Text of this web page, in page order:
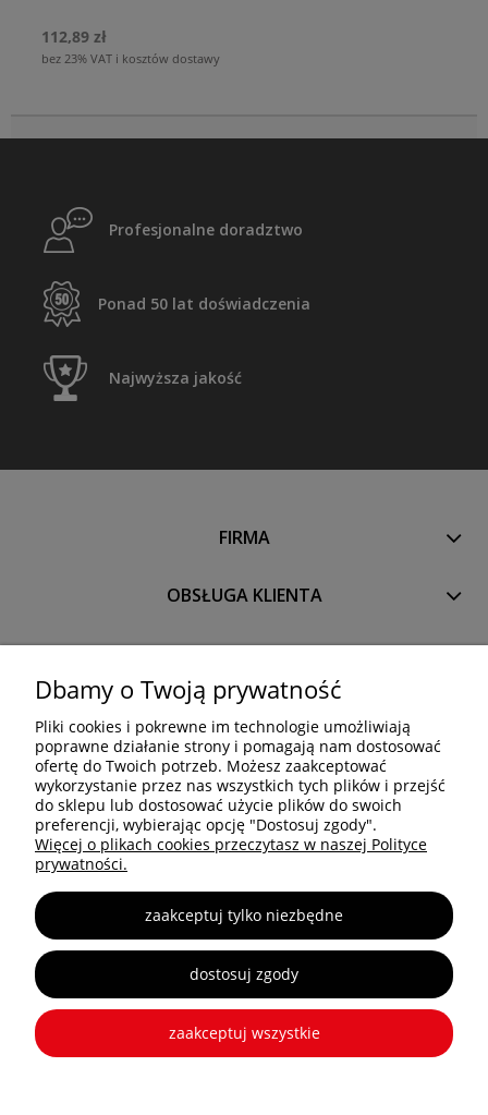
112,89 zł
bez 23% VAT i kosztów dostawy
Profesjonalne doradztwo
Ponad 50 lat doświadczenia
Najwyższa jakość
FIRMA
OBSŁUGA KLIENTA
PRODUKTY
OCTANORM SYSTEM Polska Sp. z o.o. Sp. k.
Trakt Brzeski 83
05-077 Warszawa
Tel: +48 22 773 03 50
info@octa.pl
www.octanorm.pl
Copyright © 2025 OCTANORM
Dbamy o Twoją prywatność
Pliki cookies i pokrewne im technologie umożliwiają
poprawne działanie strony i pomagają nam dostosować
ofertę do Twoich potrzeb. Możesz zaakceptować
wykorzystanie przez nas wszystkich tych plików i przejść
do sklepu lub dostosować użycie plików do swoich
preferencji, wybierając opcję "Dostosuj zgody".
Więcej o plikach cookies przeczytasz w naszej Polityce
prywatności.
zaakceptuj tylko niezbędne
dostosuj zgody
zaakceptuj wszystkie